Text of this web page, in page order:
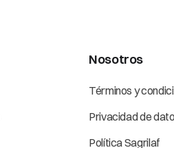
Nosotros
Términos y
Privacidad de
Política Sagrilaf